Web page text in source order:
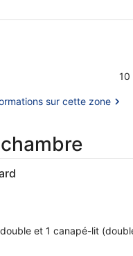
‪10
sur cette zone
Une chambre
et 1 canapé-lit